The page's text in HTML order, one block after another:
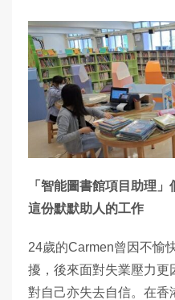
「智能圖書館項目助理
這份默默助人的工作
24歲的Carmen曾因不愉
擾，後來面對失業壓力更
對自己亦失去自信。在香